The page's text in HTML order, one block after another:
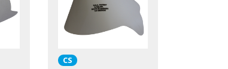
CS